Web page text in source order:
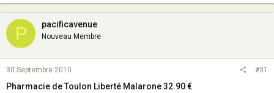
P pacificavenue
Nouveau Membre
30 Septembre 2010 #31
Pharmacie de Toulon Liberté Malarone 32.90 €